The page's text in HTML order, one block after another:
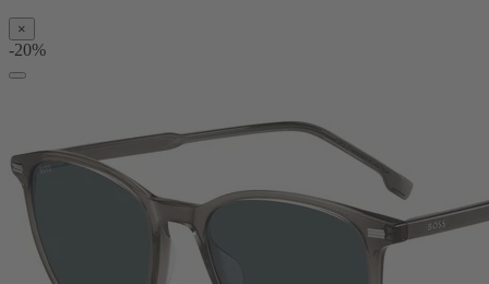
×
-20%